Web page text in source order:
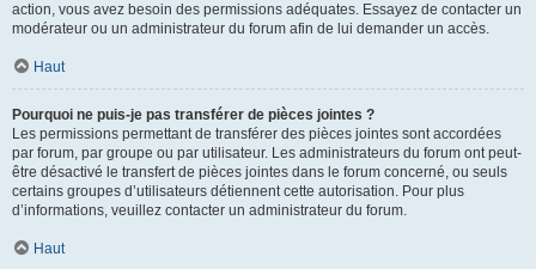
action, vous avez besoin des permissions adéquates. Essayez de contacter un
modérateur ou un administrateur du forum afin de lui demander un accès.
Haut
Pourquoi ne puis-je pas transférer de pièces jointes ?
Les permissions permettant de transférer des pièces jointes sont accordées
par forum, par groupe ou par utilisateur. Les administrateurs du forum ont peut-
être désactivé le transfert de pièces jointes dans le forum concerné, ou seuls
certains groupes d’utilisateurs détiennent cette autorisation. Pour plus
d’informations, veuillez contacter un administrateur du forum.
Haut